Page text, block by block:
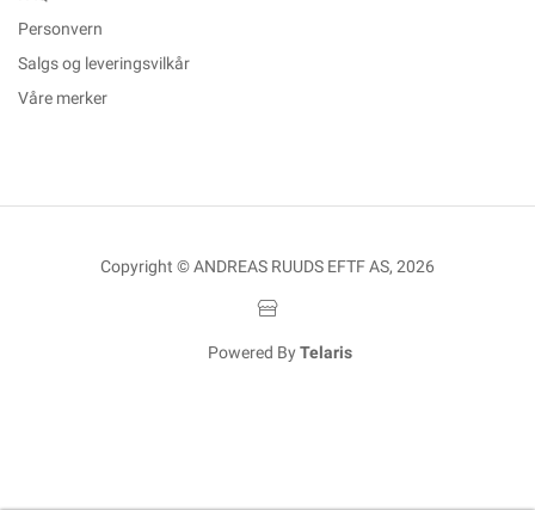
Personvern
Salgs og leveringsvilkår
Våre merker
Copyright © ANDREAS RUUDS EFTF AS, 2026
Powered By Telaris